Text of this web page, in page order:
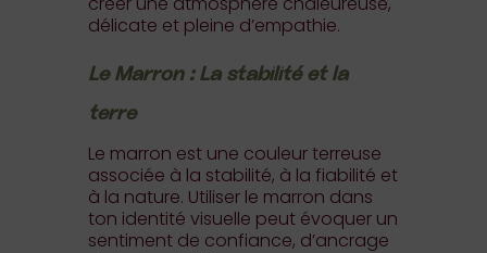
délicate et pleine d’empathie.
Le Marron : La stabilité et la
terre
Le marron est une couleur terreuse
associée à la stabilité, à la fiabilité et
à la nature. Utiliser le marron dans
ton identité visuelle peut évoquer un
sentiment de confiance, d’ancrage